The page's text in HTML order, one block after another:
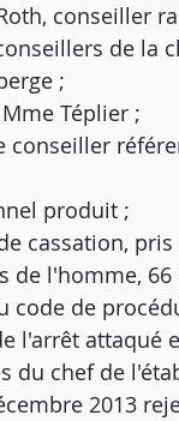
conseiller
de la
;
Téplier ;
produit ;
cassation,
de l'homme,
code de
l'arrêt attaqué
du chef de
2013